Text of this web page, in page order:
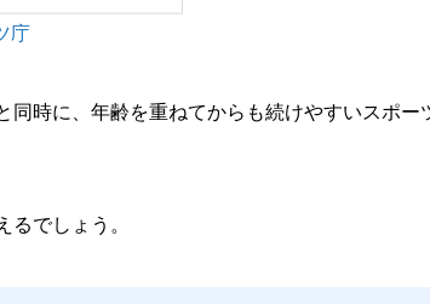
庁
時に、年齢を重ねてからも続けやすいスポー
でしょう。